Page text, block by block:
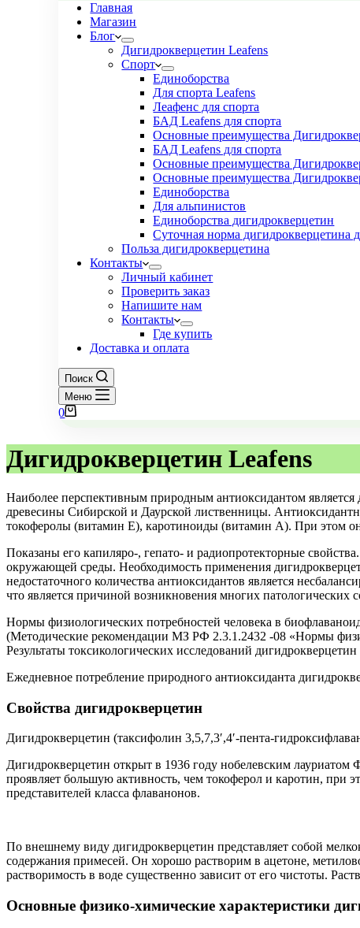
Главная
Магазин
Блог
Дигидрокверцетин Leafens
Спорт
Единоборства
Для спорта Leafens
Леафенс для спорта
БАД Leafens для спорта
Основные преимущества
БАД Leafens для спорта
Основные преимущества
Основные преимущества
Единоборства
Для альпинистов
Единоборства дигидрокверцетин
Суточная норма дигидрокверцетина
Польза дигидрокверцетина
Контакты
Личный кабинет
Проверить заказ
Напишите нам
Контакты
Где купить
Доставка и оплата
Поиск
Меню
Корзина
0
Дигидрокверцетин Leafens
Наиболее перспективным природным антиоксидантом
древесины Сибирской и Даурской лиственницы.
токоферолы (витамин Е), каротиноиды (витамин А). При этом
Показаны его капиляро-, гепато- и радиопротекторные
окружающей среды. Необходимость применения
недостаточного количества антиоксидантов является
что является причиной возникновения многих патологических
Нормы физиологических потребностей человека в
(Методические рекомендации МЗ РФ 2.3.1.2432 -08 «Нормы
Результаты токсикологических исследований
Ежедневное потребление природного антиоксиданта
Свойства дигидрокверцетин
Дигидрокверцетин (таксифолин 3,5,7,3′,4′-пента-
Дигидрокверцетин открыт в 1936 году нобелевским
проявляет большую активность, чем токоферол и каротин, при
представителей класса флаванонов.
По внешнему виду дигидрокверцетин представляет собой
содержания примесей. Он хорошо растворим в ацетоне,
растворимость в воде существенно зависит от его чистоты.
Основные физико-химические характеристики